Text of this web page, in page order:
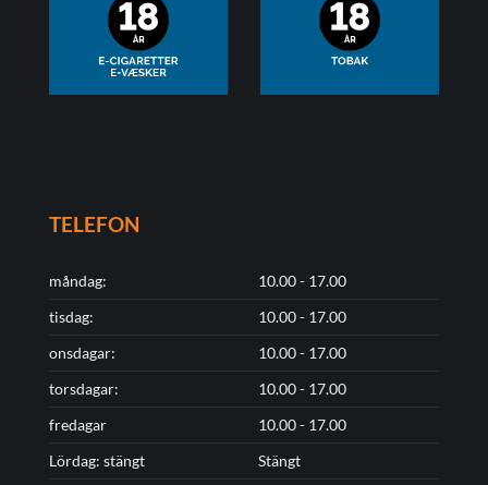
TELEFON
måndag:
10.00 - 17.00
tisdag:
10.00 - 17.00
onsdagar:
10.00 - 17.00
torsdagar:
10.00 - 17.00
fredagar
10.00 - 17.00
Lördag: stängt
Stängt